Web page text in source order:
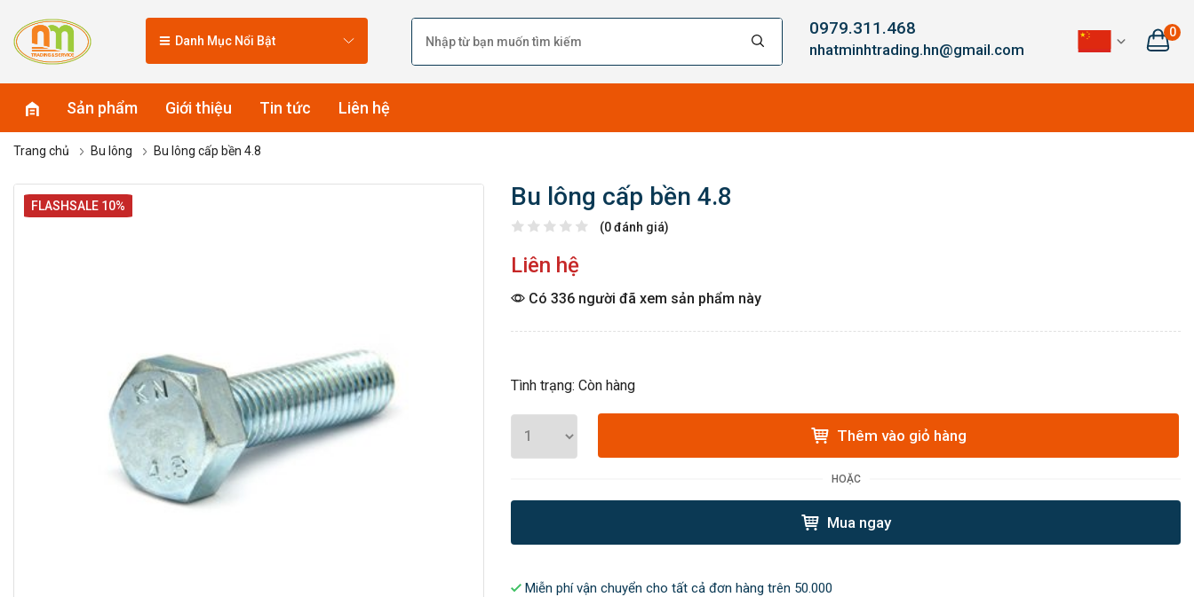
Danh Mục Nổi Bật
0979.311.468
nhatminhtrading.hn@gmail.com
0
Sản phẩm Giới thiệu Tin tức Liên hệ
Trang chủ Bu lông Bu lông cấp bền 4.8
FLASHSALE 10% Bu lông cấp bền 4.8
(0 đánh giá)
Liên hệ
Có 336 người đã xem sản phẩm này
Tình trạng: Còn hàng
Thêm vào giỏ hàng
HOẶC
Mua ngay
Miễn phí vận chuyển cho tất cả đơn hàng trên 50.000